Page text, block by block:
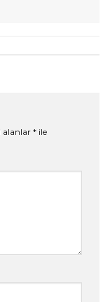
alanlar * ile